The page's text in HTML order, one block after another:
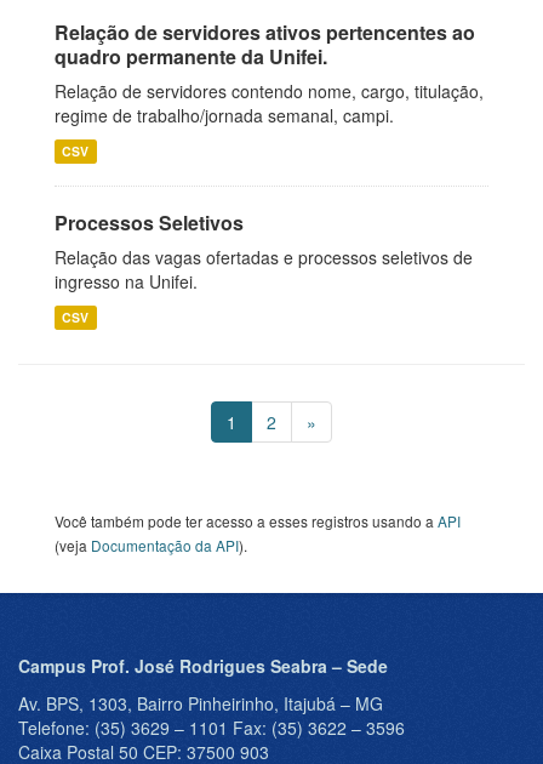
Relação de servidores ativos pertencentes ao
quadro permanente da Unifei.
Relação de servidores contendo nome, cargo, titulação,
regime de trabalho/jornada semanal, campi.
CSV
Processos Seletivos
Relação das vagas ofertadas e processos seletivos de
ingresso na Unifei.
CSV
1 2 »
Você também pode ter acesso a esses registros usando a API
(veja Documentação da API).
Campus Prof. José Rodrigues Seabra – Sede
Av. BPS, 1303, Bairro Pinheirinho, Itajubá – MG
Telefone: (35) 3629 – 1101 Fax: (35) 3622 – 3596
Caixa Postal 50 CEP: 37500 903